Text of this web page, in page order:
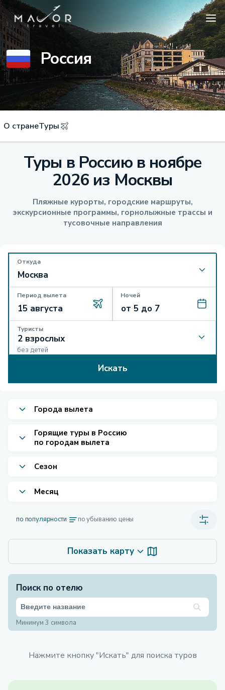
Россия
О странеТуры
Туры в Россию в ноябре
2026 из Москвы
Пляжные курорты, городские маршруты,
экскурсионные программы, горнолыжные трассы и
тусовочные направления
Откуда
Период вылета Ночей
Туристы
без детей
Искать
Города вылета
Горящие туры в Россию
по городам вылета
Сезон
Месяц
по популярности по убыванию цены
Показать карту
Поиск по отелю
Минимум 3 символа
Нажмите кнопку "Искать" для поиска туров